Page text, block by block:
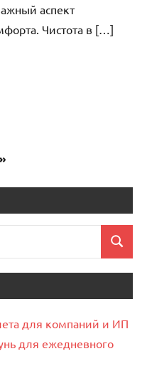
аспект
Чистота в […]
Следующие
»
Поиск
для компаний и ИП
для ежедневного